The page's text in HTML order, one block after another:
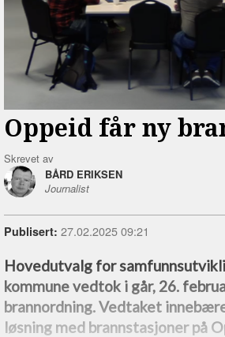
Oppeid får ny
Skrevet av
BÅRD ERIKSEN
Journalist
Publisert: 27.02.2025 09:21
Hovedutvalg for
kommune vedtok i går, 26.
brannordning. Vedtaket
løsning med brannstasjoner på